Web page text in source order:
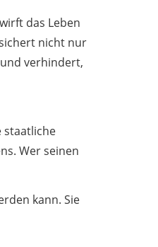
das Leben
nicht nur
verhindert,
staatliche
Wer seinen
kann. Sie